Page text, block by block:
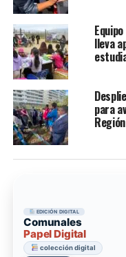
lleva
para
EDICIÓN DIGITAL
Comunales
Papel Digital
colección digital